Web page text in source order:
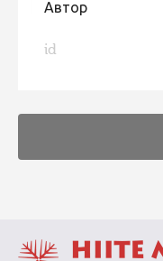
Фотоконкурс 2011
Автор
id